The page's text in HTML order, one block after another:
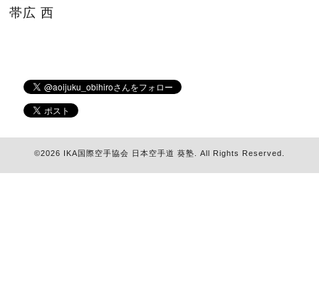
帯広 西
©2026 IKA国際空手協会 日本空手道 葵塾 . All Rights Reserved.